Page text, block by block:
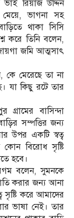
রিয়াজ উদ্দিন
মেয়ে, ভাগনা সহ
থাকা সিসি
করে তিনি বলেন,
জমি আত্মসাৎ
কে মেরেছে তা না
যা কিছু রটে তার
গ্রামের বাসিন্দা
সম্পত্তির জন্য
উপর একটি স্বত্ব
কোন বিরোধ সৃষ্টি
হবে।
বলেন, সুমনকে
করার জন্য আনা
সৃষ্টি করে আমাদের
ভাষা নেই। তার